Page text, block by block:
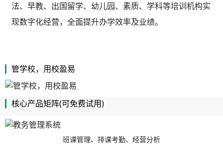
法、早教、出国留学、幼儿园、素质、学科等培训机构实
现数字化经营，全面提升办学效率及业绩。
管学校，用校盈易
核心产品矩阵(可免费试用)
班课管理、排课考勤、经营分析